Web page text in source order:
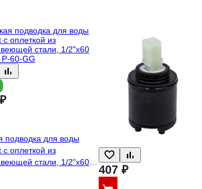
подводка для воды
с оплеткой из
стали, 1/2"х60
60-GG
407 ₽